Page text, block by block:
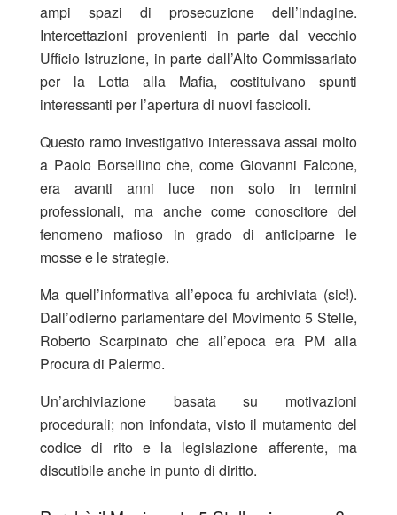
ampi spazi di prosecuzione dell’indagine.
Intercettazioni provenienti in parte dal vecchio
Ufficio Istruzione, in parte dall’Alto Commissariato
per la Lotta alla Mafia, costituivano spunti
interessanti per l’apertura di nuovi fascicoli.
Questo ramo investigativo interessava assai molto
a Paolo Borsellino che, come Giovanni Falcone,
era avanti anni luce non solo in termini
professionali, ma anche come conoscitore del
fenomeno mafioso in grado di anticiparne le
mosse e le strategie.
Ma quell’informativa all’epoca fu archiviata (sic!).
Dall’odierno parlamentare del Movimento 5 Stelle,
Roberto Scarpinato che all’epoca era PM alla
Procura di Palermo.
Un’archiviazione basata su motivazioni
procedurali; non infondata, visto il mutamento del
codice di rito e la legislazione afferente, ma
discutibile anche in punto di diritto.